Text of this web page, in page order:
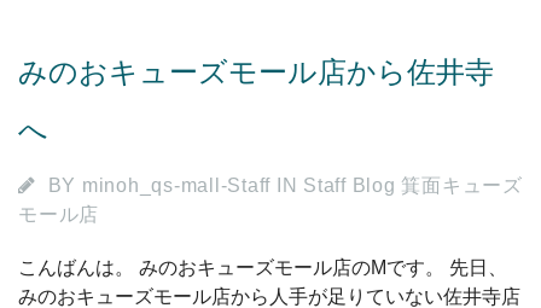
みのおキューズモール店から佐井寺
へ
BY minoh_qs-mall-Staff IN Staff Blog 箕面キューズ
モール店
こんばんは。 みのおキューズモール店のMです。 先日、
みのおキューズモール店から人手が足りていない佐井寺店